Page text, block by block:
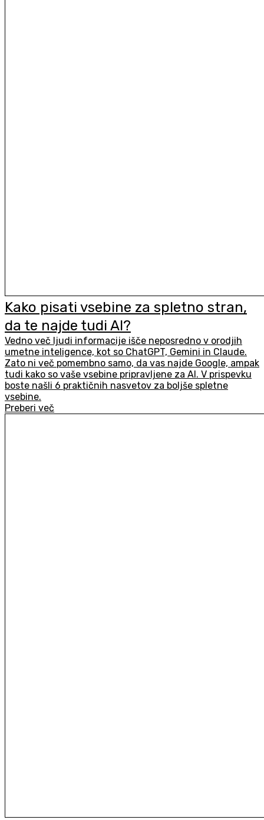
Kako pisati vsebine za spletno stran,
da te najde tudi AI?
Vedno več ljudi informacije išče neposredno v orodjih
umetne inteligence, kot so ChatGPT, Gemini in Claude.
Zato ni več pomembno samo, da vas najde Google, ampak
tudi kako so vaše vsebine pripravljene za AI. V prispevku
boste našli 6 praktičnih nasvetov za boljše spletne
vsebine.
Preberi več